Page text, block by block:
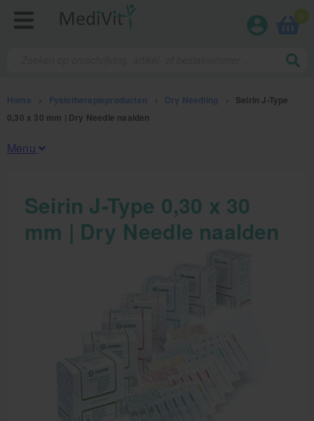
0
Home Fysiotherapieproducten Dry Needling
Seirin J-Type
0,30 x 30 mm | Dry Needle naalden
Menu
Fysiotherapieproducten
Oefentherapie
Anatomie posters en skeletten
Echogel & Ultrasoundgel
Verbruiksmaterialen
Seirin J-Type 0,30 x 30
mm | Dry Needle naalden